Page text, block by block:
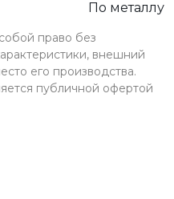
По металлу
право без
внешний
его производства.
публичной офертой